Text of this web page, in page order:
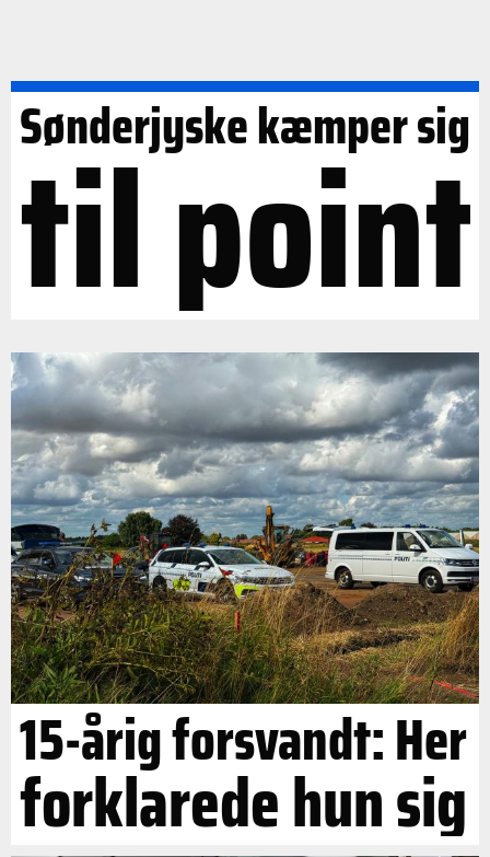
Sønderjyske kæmper sig
til point
15-årig forsvandt: Her
forklarede hun sig